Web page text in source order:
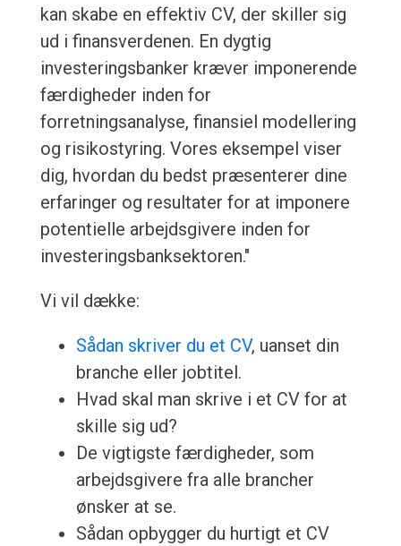
kan skabe en effektiv CV, der skiller sig
ud i finansverdenen. En dygtig
investeringsbanker kræver imponerende
færdigheder inden for
forretningsanalyse, finansiel modellering
og risikostyring. Vores eksempel viser
dig, hvordan du bedst præsenterer dine
erfaringer og resultater for at imponere
potentielle arbejdsgivere inden for
investeringsbanksektoren."
Vi vil dække:
Sådan skriver du et CV, uanset din
branche eller jobtitel.
Hvad skal man skrive i et CV for at
skille sig ud?
De vigtigste færdigheder, som
arbejdsgivere fra alle brancher
ønsker at se.
Sådan opbygger du hurtigt et CV